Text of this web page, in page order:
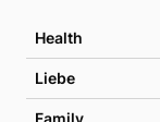
Health
Liebe
Family